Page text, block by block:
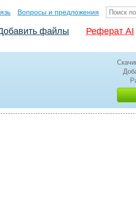
Вопросы и предложения
файлы Реферат AI